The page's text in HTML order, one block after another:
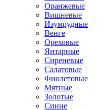
Оранжевые
Вишневые
Изумрудные
Венге
Ореховые
Янтарные
Сиреневые
Салатовые
Фиолетовые
Мятные
Золотые
Синие